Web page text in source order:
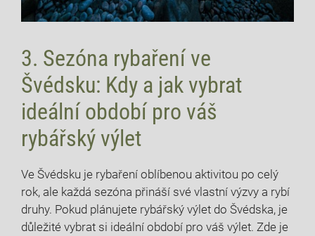
3. Sezóna rybaření⁣ ve
Švédsku: Kdy a⁢ jak vybrat
ideální období pro váš
rybářský výlet
Ve ⁣Švédsku je rybaření oblíbenou aktivitou po celý
rok, ale každá sezóna přináší své​ vlastní výzvy a rybí
druhy. Pokud plánujete rybářský výlet do‍ Švédska, je
důležité vybrat ⁣si ideální období pro váš výlet. Zde je